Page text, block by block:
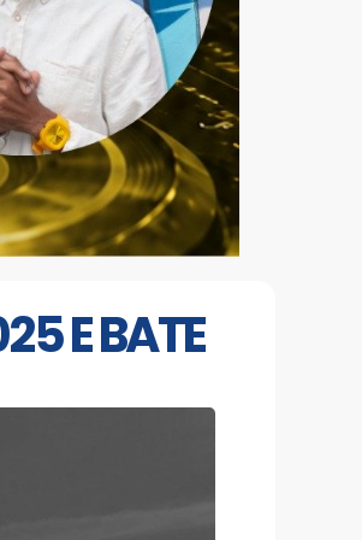
E BATE